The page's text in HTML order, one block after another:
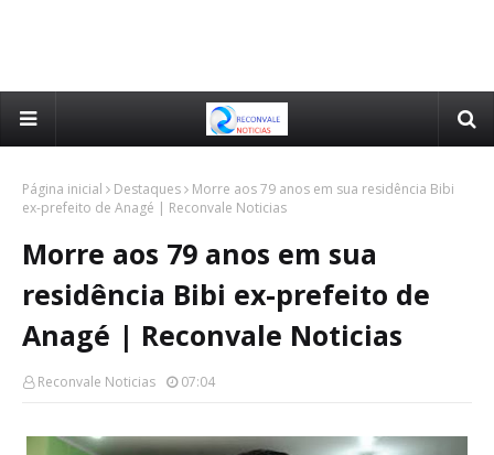
Página inicial Destaques
Morre aos 79 anos em sua residência Bibi
ex-prefeito de Anagé | Reconvale Noticias
Morre aos 79 anos em sua
residência Bibi ex-prefeito de
Anagé | Reconvale Noticias
Reconvale Noticias 07:04